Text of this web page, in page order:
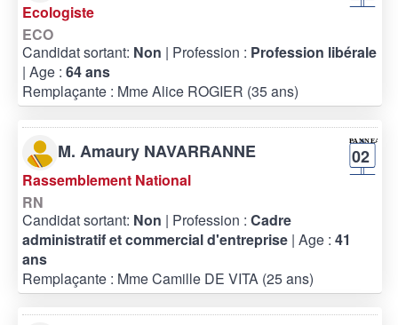
Ecologiste
ECO
Candidat sortant: Non | Profession : Profession libérale
| Age : 64 ans
Remplaçante : Mme Alice ROGIER (35 ans)
M. Amaury NAVARRANNE 02
Rassemblement National
RN
Candidat sortant: Non | Profession : Cadre
administratif et commercial d'entreprise | Age : 41
ans
Remplaçante : Mme Camille DE VITA (25 ans)